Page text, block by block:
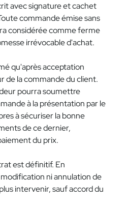
avec signature et cachet
commande émise sans
considérée comme ferme
irrévocable d'achat.
qu'après acceptation
de la commande du client.
pourra soumettre
à la présentation par le
à sécuriser la bonne
de ce dernier,
du prix.
est définitif. En
ni annulation de
intervenir, sauf accord du